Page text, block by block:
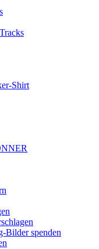
Shirt
Bilder spenden